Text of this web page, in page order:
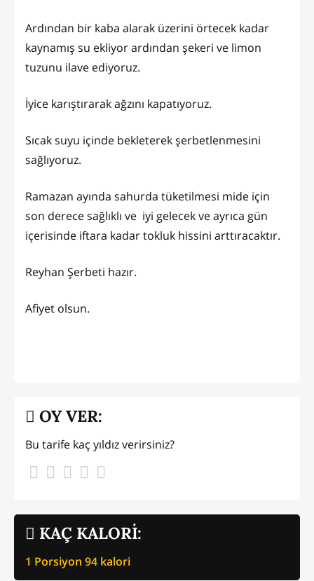
Ardından bir kaba alarak üzerini örtecek kadar
kaynamış su ekliyor ardından şekeri ve limon
tuzunu ilave ediyoruz.
İyice karıştırarak ağzını kapatıyoruz.
Sıcak suyu içinde bekleterek şerbetlenmesini
sağlıyoruz.
Ramazan ayında sahurda tüketilmesi mide için
son derece sağlıklı ve iyi gelecek ve ayrıca gün
içerisinde iftara kadar tokluk hissini arttıracaktır.
Reyhan Şerbeti hazır.
Afiyet olsun.
KAÇ KALORİ:
1 Porsiyon 94 kalori
OY VER:
Bu tarife kaç yıldız verirsiniz?